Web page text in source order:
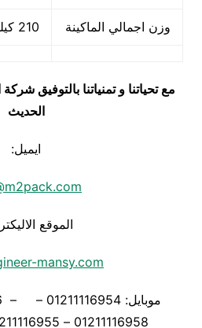
وزن اجمالي الماكينة 210 كيلو جرام
مع تحياتنا و تمنياتنا بالتوفيق
الحديث
ايميل:
الموقع
mansy.com